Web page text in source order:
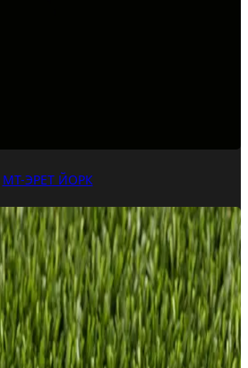
МТ-ЭРЕТ ЙОРК